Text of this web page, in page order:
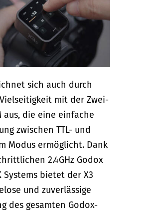
sich auch durch
mit der Zwei-
aus, die eine einfache
zwischen TTL- und
Modus ermöglicht. Dank
2.4GHz Godox
Systems bietet der X3
und zuverlässige
des gesamten Godox-